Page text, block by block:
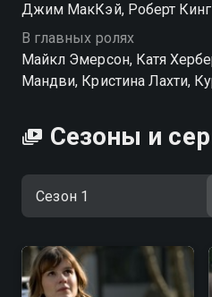
Джим МакКэй, Роберт Кинг
В главных ролях
Майкл Эмерсон, Катя
Мандви, Кристина Лахти,
Сезоны и